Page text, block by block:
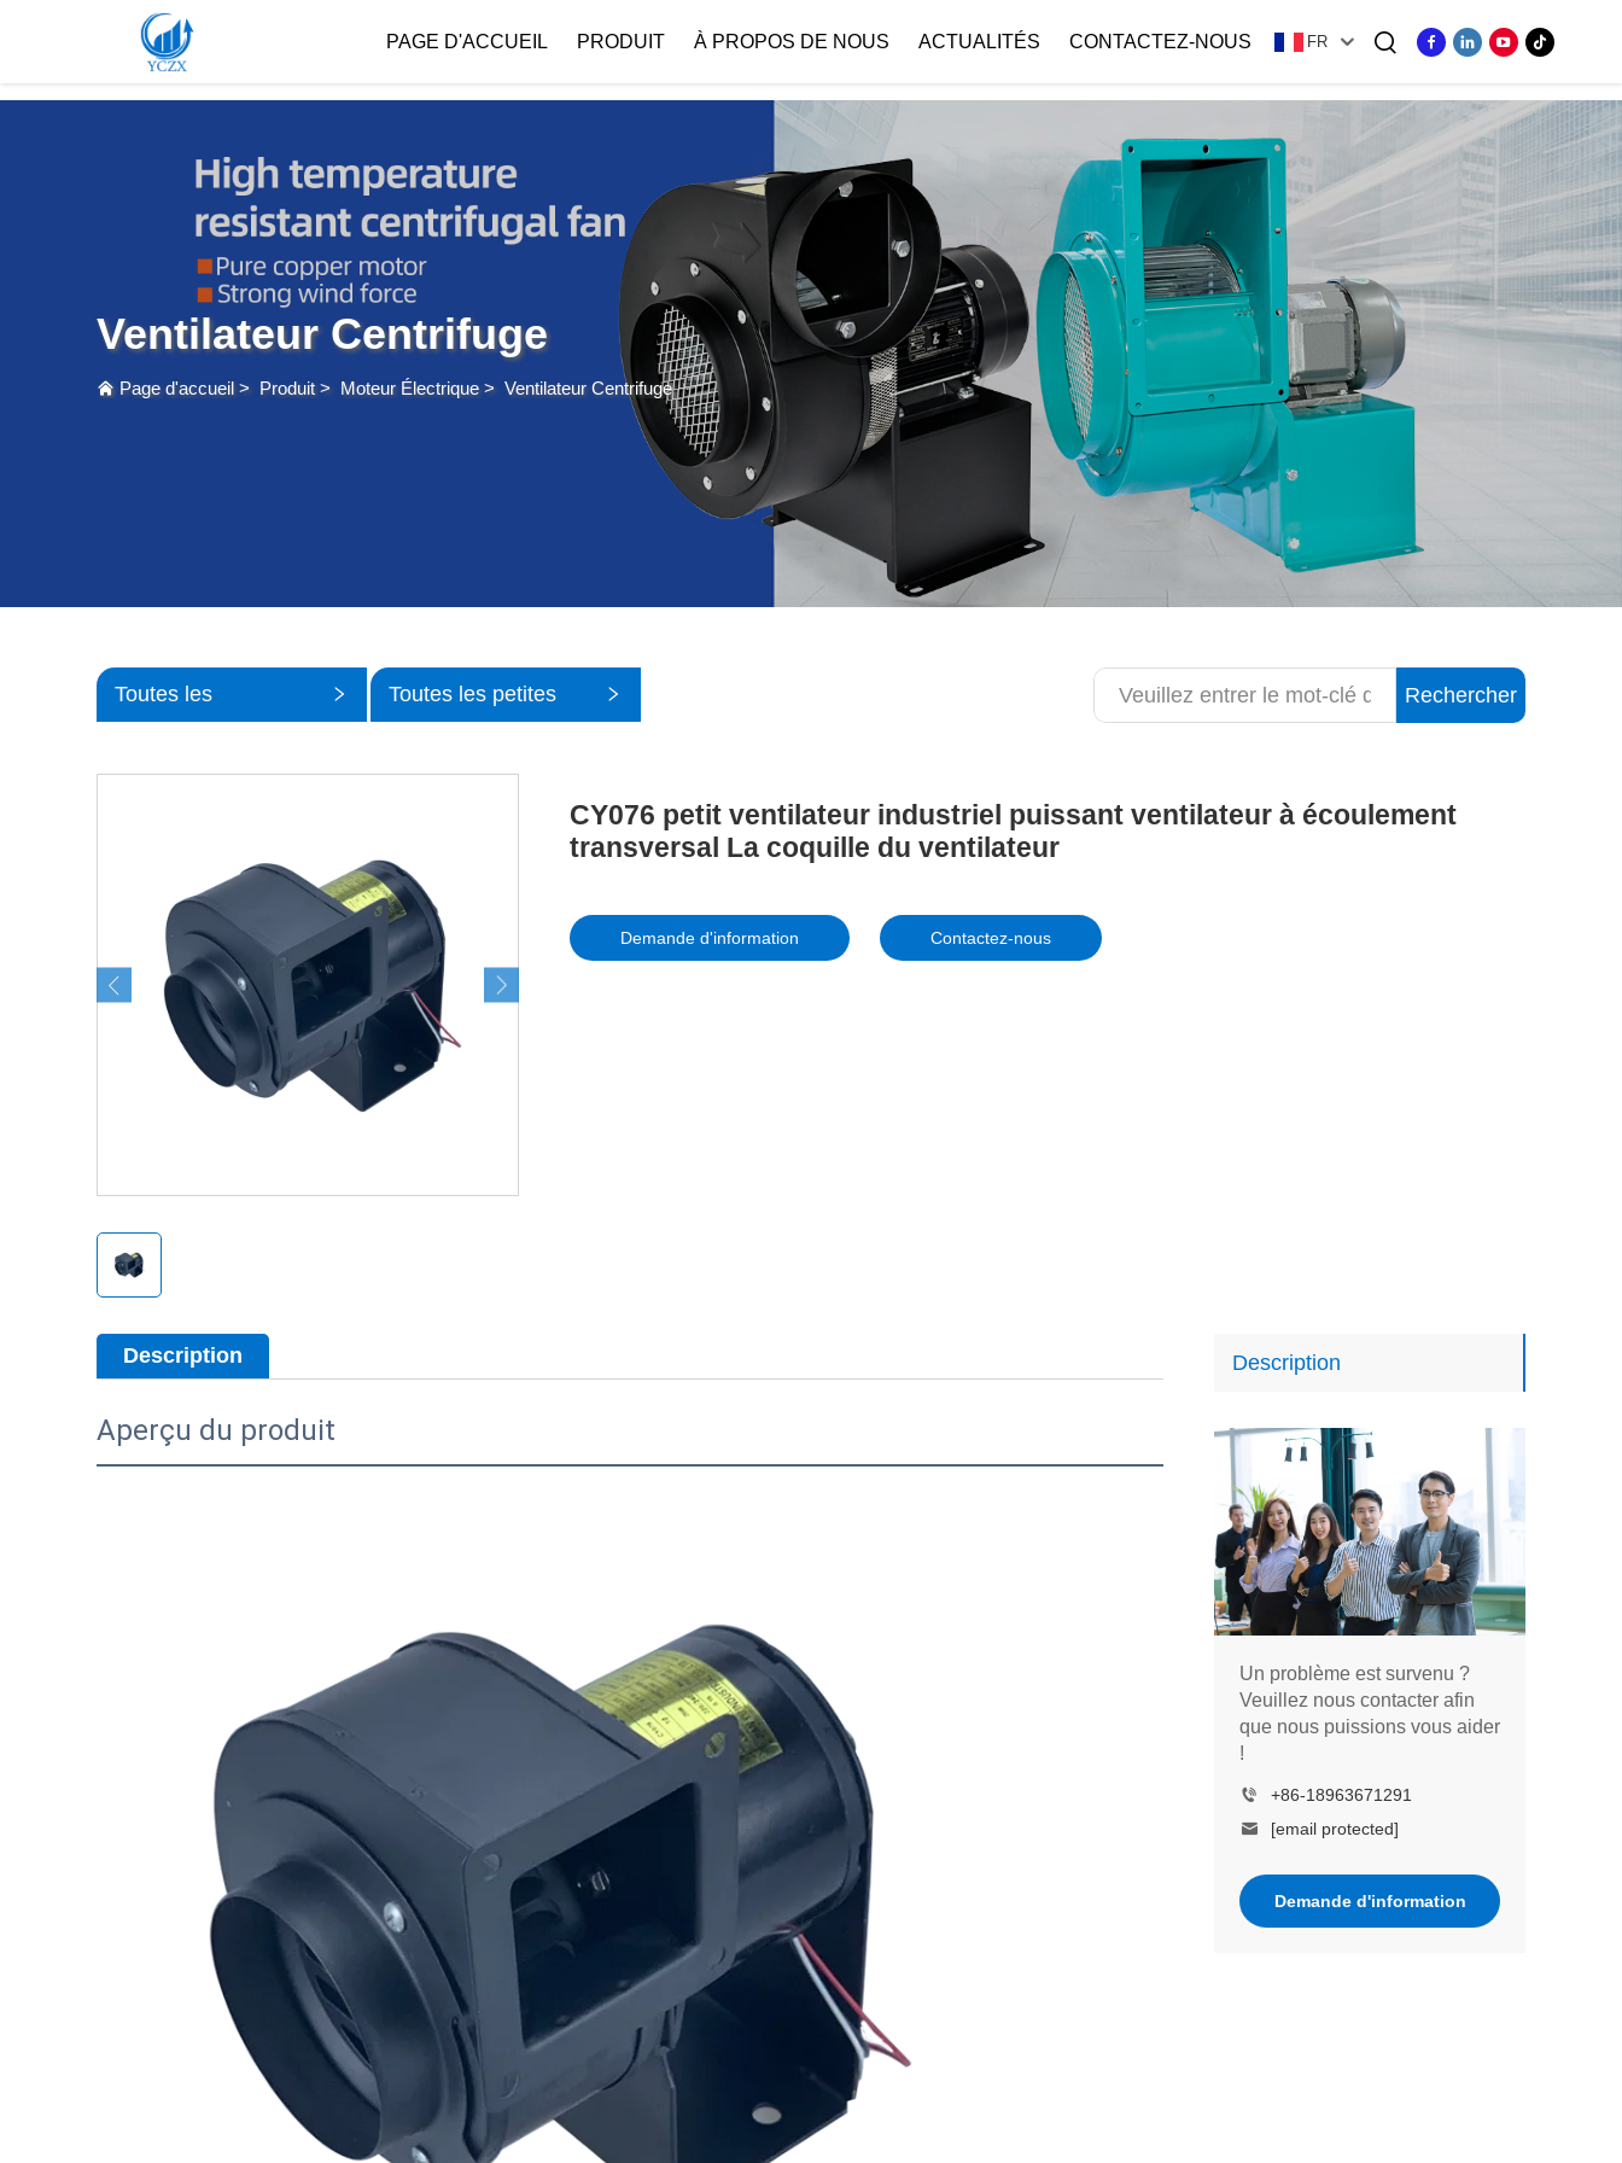
var images = document.getElementsByTagName('img'); for (var i = 0; i < images.length; i++) { if (!images[i].getAttribute('alt')) { images[i].setAttribute('alt', ''); } }
PAGE D'ACCUEIL PRODUIT À PROPOS DE NOUS
Profil De L’entreprise
ACTUALITÉS CONTACTEZ-NOUS FR
Ventilateur Centrifuge
Page d'accueil > Produit > Moteur Électrique > Ventilateur Centrifuge
Toutes les Toutes les petites Rechercher
CY076 petit ventilateur industriel puissant ventilateur à écoulement
transversal La coquille du ventilateur
Demande d'information Contactez-nous
Description
Un problème est survenu ?
Veuillez nous contacter afin
que nous puissions vous aider
!
+86-18963671291
[email protected]
Demande d'information
Description
Aperçu du produit